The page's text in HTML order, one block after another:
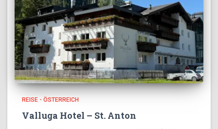
REISE - ÖSTERREICH
Valluga Hotel – St. Anton